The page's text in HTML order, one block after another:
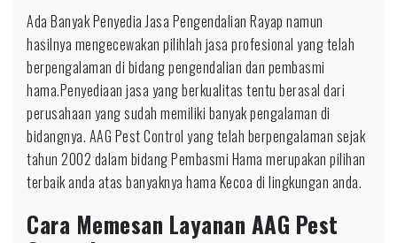
Ada Banyak Penyedia Jasa Pengendalian Rayap namun
hasilnya mengecewakan pilihlah jasa profesional yang telah
berpengalaman di bidang pengendalian dan pembasmi
hama.Penyediaan jasa yang berkualitas tentu berasal dari
perusahaan yang sudah memiliki banyak pengalaman di
bidangnya. AAG Pest Control yang telah berpengalaman sejak
tahun 2002 dalam bidang Pembasmi Hama merupakan pilihan
terbaik anda atas banyaknya hama Kecoa di lingkungan anda.
Cara Memesan Layanan AAG Pest